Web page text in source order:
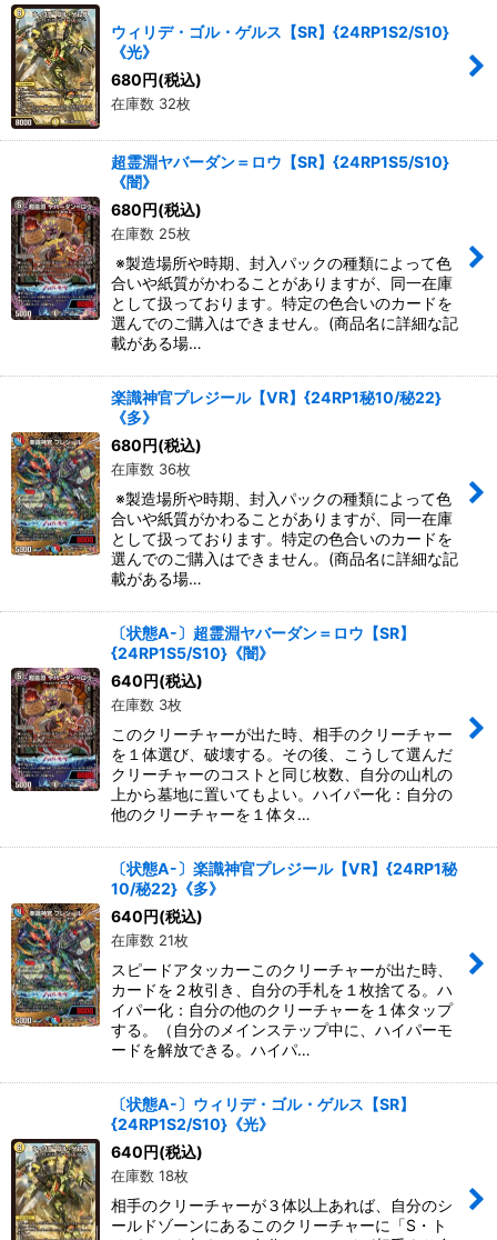
ウィリデ・ゴル・ゲルス【SR】{24RP1S2/S10}
《光》
680円(税込)
在庫数 32枚
超霊淵ヤバーダン＝ロウ【SR】{24RP1S5/S10}
《闇》
680円(税込)
在庫数 25枚
※製造場所や時期、封入パックの種類によって色
合いや紙質がかわることがありますが、同一在庫
として扱っております。特定の色合いのカードを
選んでのご購入はできません。(商品名に詳細な記
載がある場…
楽識神官プレジール【VR】{24RP1秘10/秘22}
《多》
680円(税込)
在庫数 36枚
※製造場所や時期、封入パックの種類によって色
合いや紙質がかわることがありますが、同一在庫
として扱っております。特定の色合いのカードを
選んでのご購入はできません。(商品名に詳細な記
載がある場…
〔状態A-〕超霊淵ヤバーダン＝ロウ【SR】
{24RP1S5/S10}《闇》
640円(税込)
在庫数 3枚
このクリーチャーが出た時、相手のクリーチャー
を１体選び、破壊する。その後、こうして選んだ
クリーチャーのコストと同じ枚数、自分の山札の
上から墓地に置いてもよい。ハイパー化：自分の
他のクリーチャーを１体タ…
〔状態A-〕楽識神官プレジール【VR】{24RP1秘
10/秘22}《多》
640円(税込)
在庫数 21枚
スピードアタッカーこのクリーチャーが出た時、
カードを２枚引き、自分の手札を１枚捨てる。ハ
イパー化：自分の他のクリーチャーを１体タップ
する。（自分のメインステップ中に、ハイパーモ
ードを解放できる。ハイパ…
〔状態A-〕ウィリデ・ゴル・ゲルス【SR】
{24RP1S2/S10}《光》
640円(税込)
在庫数 18枚
相手のクリーチャーが３体以上あれば、自分のシ
ールドゾーンにあるこのクリーチャーに「S・ト